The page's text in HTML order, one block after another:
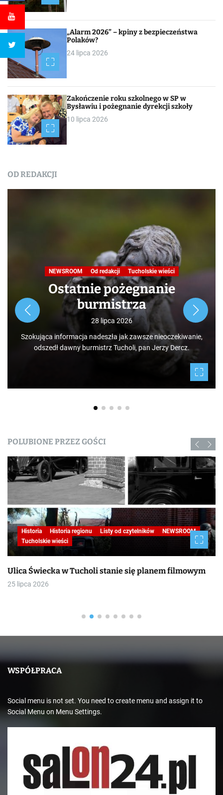
„Alarm 2026” – kpiny z bezpieczeństwa
Polaków?
24 lipca 2026
Zakończenie roku szkolnego w SP w
Bysławiu i pożegnanie dyrekcji szkoły
10 lipca 2026
OD REDAKCJI
NEWSROOM Od redakcji Tucholskie wieści
Ostatnie pożegnanie
burmistrza
28 lipca 2026
Szokująca informacja nadeszła jak zawsze nieoczekiwanie,
odszedł dawny burmistrz Tucholi, pan Jerzy Dercz.
POLUBIONE PRZEZ GOŚCI
Historia Historia regionu Listy od czytelników
NEWSROOM
Tucholskie wieści
Ulica Świecka w Tucholi stanie się planem filmowym
25 lipca 2026
WSPÓŁPRACA
Social menu is not set. You need to create menu and assign it to
Social Menu on Menu Settings.